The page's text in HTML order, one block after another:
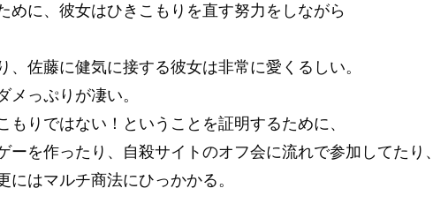
めに、彼女はひきこもりを直す努力をしながら
佐藤に健気に接する彼女は非常に愛くるしい。
メっぷりが凄い。
りではない！ということを証明するために、
を作ったり、自殺サイトのオフ会に流れで参加してたり、
はマルチ商法にひっかかる。